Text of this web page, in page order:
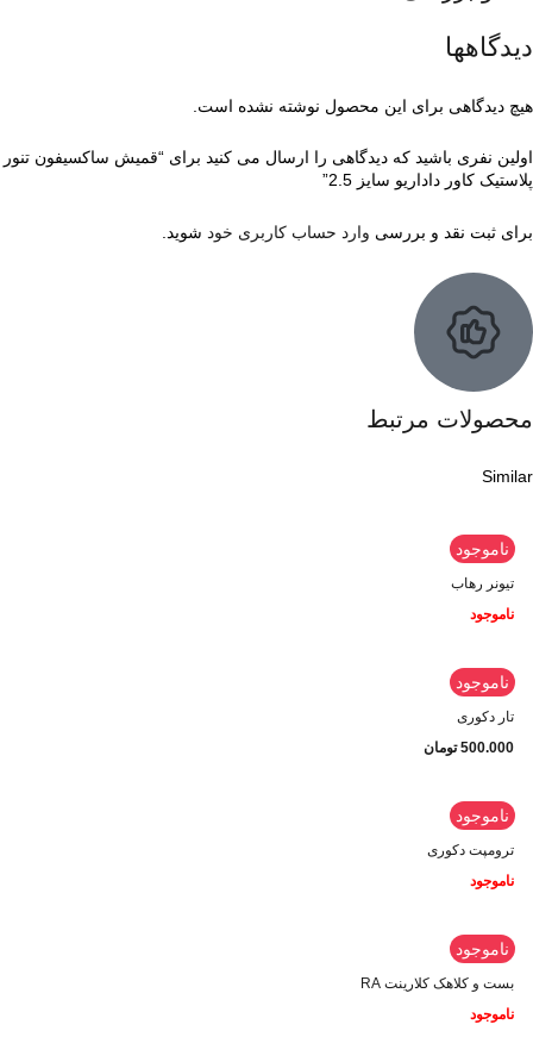
دیدگاهها
هیچ دیدگاهی برای این محصول نوشته نشده است.
اولین نفری باشید که دیدگاهی را ارسال می کنید برای “قمیش ساکسیفون تنور
پلاستیک کاور داداریو سایز 2.5”
برای ثبت نقد و بررسی وارد حساب کاربری خود شوید.
محصولات مرتبط
Similar
ناموجود
تیونر رهاب
ناموجود
ناموجود
تار دکوری
500.000 تومان
ناموجود
ترومپت دکوری
ناموجود
ناموجود
بست و کلاهک کلارینت RA
ناموجود